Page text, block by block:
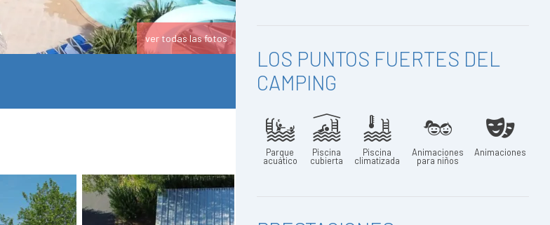
ver todas las fotos
LOS PUNTOS FUERTES DEL
CAMPING
Parque
acuático
Piscina
cubierta
Piscina
climatizada
Animaciones
para niños
Animaciones